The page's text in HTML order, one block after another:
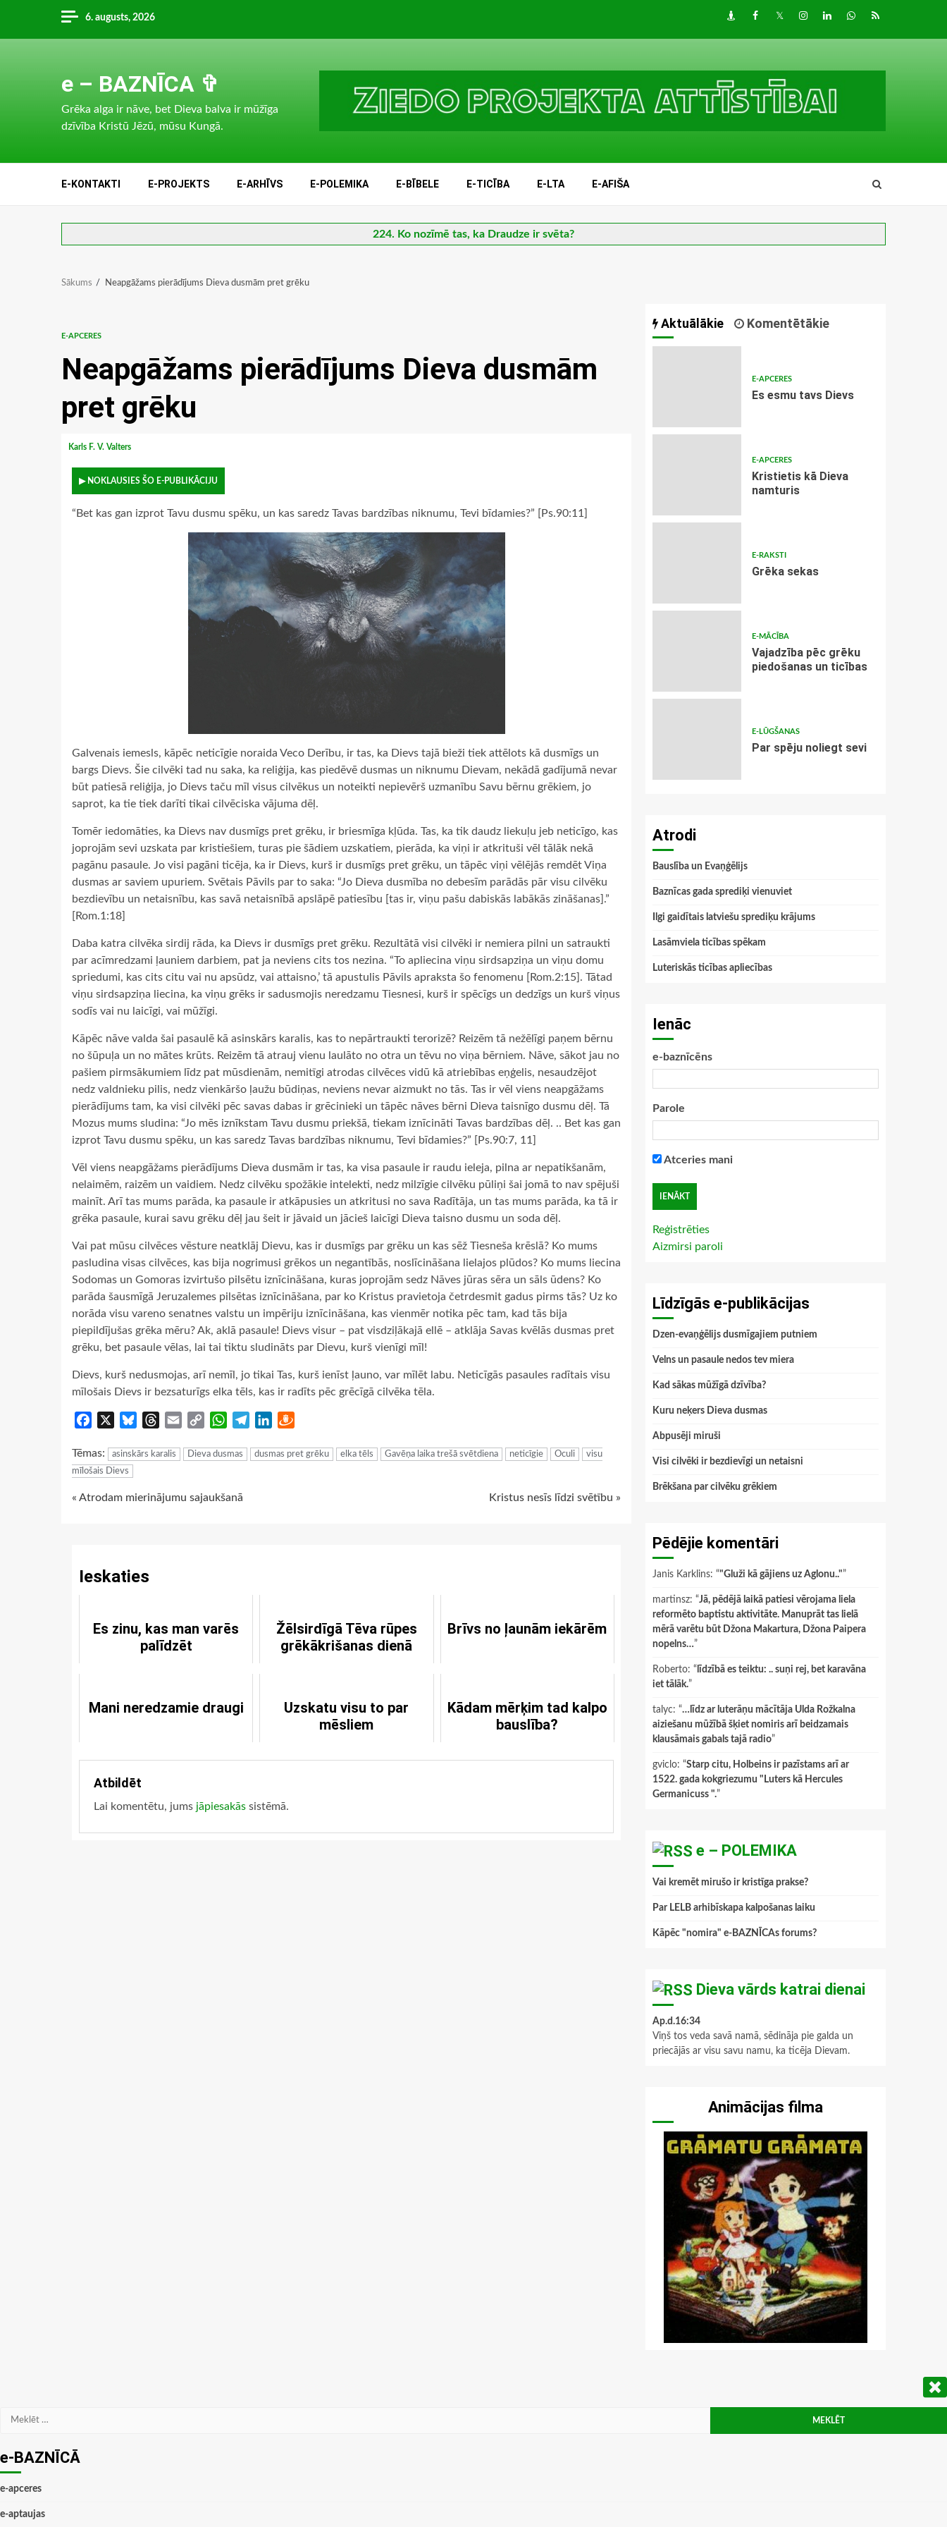
content
6. augusts, 2026 DraugiemFacebook
TwitterInstagram
LinkedInwhatsapp
RSS
e – BAZNĪCA ✞
Grēka alga ir nāve, bet Dieva balva ir mūžīga
dzīvība Kristū Jēzū, mūsu Kungā.
E-KONTAKTI E-PROJEKTS E-ARHĪVS E-POLEMIKA E-BĪBELE E-TICĪBA E-LTA E-AFIŠA
224. Ko nozīmē tas, ka Draudze ir svēta?
Sākums Neapgāžams pierādījums Dieva dusmām pret grēku
E-APCERES
Neapgāžams pierādījums Dieva dusmām
pret grēku
Karls F. V. Valters
▶ NOKLAUSIES ŠO E-PUBLIKĀCIJU
“Bet kas gan izprot Tavu dusmu spēku, un kas saredz Tavas bardzības niknumu, Tevi bīdamies?” [Ps.90:11]
Galvenais iemesls, kāpēc neticīgie noraida Veco Derību, ir tas, ka Dievs tajā bieži tiek attēlots kā dusmīgs un
bargs Dievs. Šie cilvēki tad nu saka, ka reliģija, kas piedēvē dusmas un niknumu Dievam, nekādā gadījumā nevar
būt patiesā reliģija, jo Dievs taču mīl visus cilvēkus un noteikti nepievērš uzmanību Savu bērnu grēkiem, jo
saprot, ka tie tiek darīti tikai cilvēciska vājuma dēļ.
Tomēr iedomāties, ka Dievs nav dusmīgs pret grēku, ir briesmīga kļūda. Tas, ka tik daudz liekuļu jeb neticīgo, kas
joprojām sevi uzskata par kristiešiem, turas pie šādiem uzskatiem, pierāda, ka viņi ir atkrituši vēl tālāk nekā
pagānu pasaule. Jo visi pagāni ticēja, ka ir Dievs, kurš ir dusmīgs pret grēku, un tāpēc viņi vēlējās remdēt Viņa
dusmas ar saviem upuriem. Svētais Pāvils par to saka: “Jo Dieva dusmība no debesīm parādās pār visu cilvēku
bezdievību un netaisnību, kas savā netaisnībā apslāpē patiesību [tas ir, viņu pašu dabiskās labākās zināšanas].”
[Rom.1:18]
Daba katra cilvēka sirdij rāda, ka Dievs ir dusmīgs pret grēku. Rezultātā visi cilvēki ir nemiera pilni un satraukti
par acīmredzami ļauniem darbiem, pat ja neviens cits tos nezina. “To apliecina viņu sirdsapziņa un viņu domu
spriedumi, kas cits citu vai nu apsūdz, vai attaisno,’ tā apustulis Pāvils apraksta šo fenomenu [Rom.2:15]. Tātad
viņu sirdsapziņa liecina, ka viņu grēks ir sadusmojis neredzamu Tiesnesi, kurš ir spēcīgs un dedzīgs un kurš viņus
sodīs vai nu laicīgi, vai mūžīgi.
Kāpēc nāve valda šai pasaulē kā asinskārs karalis, kas to nepārtraukti terorizē? Reizēm tā nežēlīgi paņem bērnu
no šūpuļa un no mātes krūts. Reizēm tā atrauj vienu laulāto no otra un tēvu no viņa bērniem. Nāve, sākot jau no
pašiem pirmsākumiem līdz pat mūsdienām, nemitīgi atrodas cilvēces vidū kā atriebības eņģelis, nesaudzējot
nedz valdnieku pilis, nedz vienkāršo ļaužu būdiņas, neviens nevar aizmukt no tās. Tas ir vēl viens neapgāžams
pierādījums tam, ka visi cilvēki pēc savas dabas ir grēcinieki un tāpēc nāves bērni Dieva taisnīgo dusmu dēļ. Tā
Mozus mums sludina: “Jo mēs iznīkstam Tavu dusmu priekšā, tiekam iznīcināti Tavas bardzības dēļ. .. Bet kas gan
izprot Tavu dusmu spēku, un kas saredz Tavas bardzības niknumu, Tevi bīdamies?” [Ps.90:7, 11]
Vēl viens neapgāžams pierādījums Dieva dusmām ir tas, ka visa pasaule ir raudu ieleja, pilna ar nepatikšanām,
nelaimēm, raizēm un vaidiem. Nedz cilvēku spožākie intelekti, nedz milzīgie cilvēku pūliņi šai jomā to nav spējuši
mainīt. Arī tas mums parāda, ka pasaule ir atkāpusies un atkritusi no sava Radītāja, un tas mums parāda, ka tā ir
grēka pasaule, kurai savu grēku dēļ jau šeit ir jāvaid un jācieš laicīgi Dieva taisno dusmu un soda dēļ.
Vai pat mūsu cilvēces vēsture neatklāj Dievu, kas ir dusmīgs par grēku un kas sēž Tiesneša krēslā? Ko mums
pasludina visas cilvēces, kas bija nogrimusi grēkos un negantībās, noslīcināšana lielajos plūdos? Ko mums liecina
Sodomas un Gomoras izvirtušo pilsētu iznīcināšana, kuras joprojām sedz Nāves jūras sēra un sāls ūdens? Ko
parāda šausmīgā Jeruzalemes pilsētas iznīcināšana, par ko Kristus pravietoja četrdesmit gadus pirms tās? Uz ko
norāda visu vareno senatnes valstu un impēriju iznīcināšana, kas vienmēr notika pēc tam, kad tās bija
piepildījušas grēka mēru? Ak, aklā pasaule! Dievs visur – pat visdziļākajā ellē – atklāja Savas kvēlās dusmas pret
grēku, bet pasaule vēlas, lai tai tiktu sludināts par Dievu, kurš vienīgi mīl!
Dievs, kurš nedusmojas, arī nemīl, jo tikai Tas, kurš ienīst ļauno, var mīlēt labu. Neticīgās pasaules radītais visu
mīlošais Dievs ir bezsaturīgs elka tēls, kas ir radīts pēc grēcīgā cilvēka tēla.
Facebook BlueskyThreads
Email
Copy
WhatsApp
TelegramLinkedIn
Tēmas: asinskārs karalis Dieva dusmas dusmas pret grēku elka tēls Gavēņa laika trešā svētdiena neticīgie Oculi
visu
mīlošais Dievs
Continue
« Atrodam mierinājumu sajaukšanā Kristus nesīs līdzi svētību »
Ieskaties
Es zinu, kas man varēs
palīdzēt
Žēlsirdīgā Tēva rūpes
grēkākrišanas dienā
Brīvs no ļaunām iekārēm
Mani neredzamie draugi
Uzskatu visu to par
mēsliem
Kādam mērķim tad kalpo
bauslība?
Atbildēt
Lai komentētu, jums jāpiesakās sistēmā.
Aktuālākie Komentētākie
E-APCERES
Es esmu tavs Dievs
E-APCERES
Kristietis kā Dieva
namturis
E-RAKSTI
Grēka sekas
E-MĀCĪBA
Vajadzība pēc grēku
piedošanas un ticības
E-LŪGŠANAS
Par spēju noliegt sevi
Atrodi
Bauslība un Evaņģēlijs
Baznīcas gada sprediķi vienuviet
Ilgi gaidītais latviešu sprediķu krājums
Lasāmviela ticības spēkam
Luteriskās ticības apliecības
Ienāc
e-baznīcēns
Parole
Atceries mani
Reģistrēties
Aizmirsi paroli
Līdzīgās e-publikācijas
Dzen-evaņģēlijs dusmīgajiem putniem
Velns un pasaule nedos tev miera
Kad sākas mūžīgā dzīvība?
Kuru neķers Dieva dusmas
Abpusēji miruši
Visi cilvēki ir bezdievīgi un netaisni
Brēkšana par cilvēku grēkiem
Pēdējie komentāri
Janis Karklins: “"Gluži kā gājiens uz Aglonu.."”
martinsz: “Jā, pēdējā laikā patiesi vērojama liela
reformēto baptistu aktivitāte. Manuprāt tas lielā
mērā varētu būt Džona Makartura, Džona Paipera
nopelns…”
Roberto: “ līdzībā es teiktu: .. suņi rej, bet karavāna
iet tālāk.”
talyc: “…līdz ar luterāņu mācītāja Ulda Rožkalna
aiziešanu mūžībā šķiet nomiris arī beidzamais
klausāmais gabals tajā radio”
gviclo: “Starp citu, Holbeins ir pazīstams arī ar
1522. gada kokgriezumu "Luters kā Hercules
Germanicuss ".”
e – POLEMIKA
Vai kremēt mirušo ir kristīga prakse?
Par LELB arhibīskapa kalpošanas laiku
Kāpēc "nomira" e-BAZNĪCAs forums?
Dieva vārds katrai dienai
Ap.d.16:34
Viņš tos veda savā namā, sēdināja pie galda un
priecājās ar visu savu namu, ka ticēja Dievam.
Animācijas filma
Meklēt:
e-BAZNĪCĀ
e-apceres
e-aptaujas